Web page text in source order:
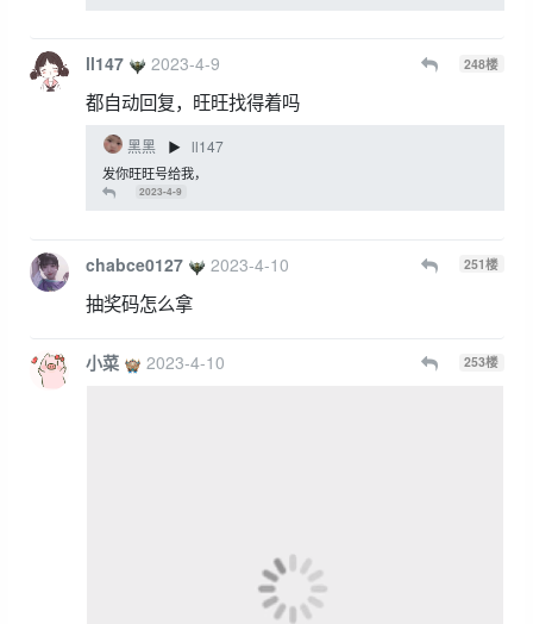
ll147 2023-4-9 248楼
都自动回复，旺旺找得着吗
黑黑 ▶ ll147
发你旺旺号给我，
2023-4-9
chabce0127 2023-4-10 251楼
抽奖码怎么拿
小菜 2023-4-10 253楼